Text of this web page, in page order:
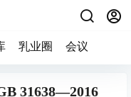
乳业圈 会议
31638—2016